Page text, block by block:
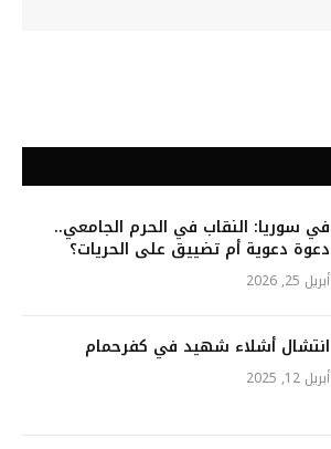
في سوريا: النقاب في الحرم الجامعي..
دعوة دعوية أم تضييق على الحريات؟
أبريل 25, 2026
انتشال أشلاء شهيد في كفرحمام
أبريل 12, 2025